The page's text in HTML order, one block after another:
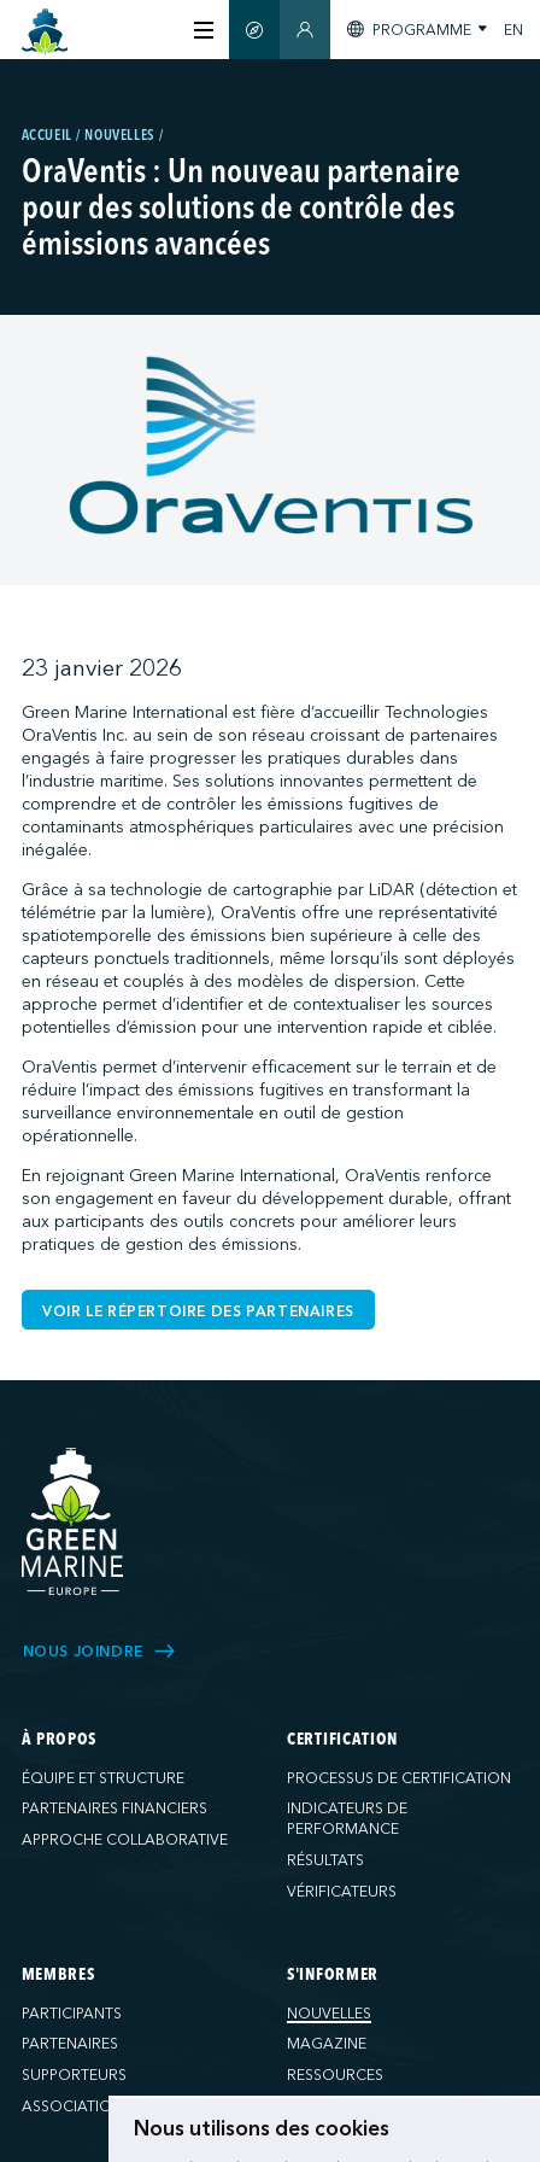
Nous utilisons des cookies
CERTIFICATION
GREEN SHIPPING DAY
S'INFORMER
NOUS JOINDRE
GUIDE INTELLIGENT
ESPACE MEMBRES
PROGRAMME EN
ACCUEIL NOUVELLES
OraVentis : Un nouveau partenaire
pour des solutions de contrôle des
émissions avancées
23 janvier 2026
Green Marine International est fière d’accueillir Technologies
OraVentis Inc. au sein de son réseau croissant de partenaires
engagés à faire progresser les pratiques durables dans
l’industrie maritime. Ses solutions innovantes permettent de
comprendre et de contrôler les émissions fugitives de
contaminants atmosphériques particulaires avec une précision
inégalée.
Grâce à sa technologie de cartographie par LiDAR (détection et
télémétrie par la lumière), OraVentis offre une représentativité
spatiotemporelle des émissions bien supérieure à celle des
capteurs ponctuels traditionnels, même lorsqu’ils sont déployés
en réseau et couplés à des modèles de dispersion. Cette
approche permet d’identifier et de contextualiser les sources
potentielles d’émission pour une intervention rapide et ciblée.
OraVentis permet d’intervenir efficacement sur le terrain et de
réduire l’impact des émissions fugitives en transformant la
surveillance environnementale en outil de gestion
opérationnelle.
En rejoignant Green Marine International, OraVentis renforce
son engagement en faveur du développement durable, offrant
aux participants des outils concrets pour améliorer leurs
pratiques de gestion des émissions.
VOIR LE RÉPERTOIRE DES PARTENAIRES
NOUS JOINDRE
À PROPOS
ÉQUIPE ET STRUCTURE
PARTENAIRES FINANCIERS
APPROCHE COLLABORATIVE
CERTIFICATION
PROCESSUS DE CERTIFICATION
INDICATEURS DE
PERFORMANCE
RÉSULTATS
VÉRIFICATEURS
MEMBRES
PARTICIPANTS
PARTENAIRES
SUPPORTEURS
ASSOCIATIONS
S'INFORMER
NOUVELLES
MAGAZINE
RESSOURCES